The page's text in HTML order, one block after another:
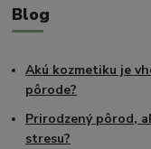
Blog
Akú kozmetiku je
pôrode?
Prirodzený pôrod,
stresu?